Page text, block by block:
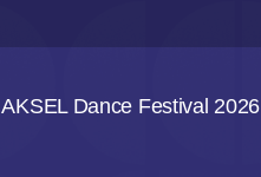
AKSEL Dance Festival 2026